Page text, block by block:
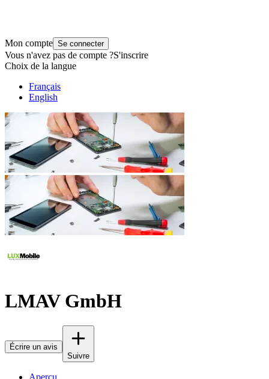
Mon compte Se connecter
Vous n'avez pas de compte ?S'inscrire
Choix de la langue
Français
English
LMAV GmbH
Écrire un avis
Suivre
Aperçu